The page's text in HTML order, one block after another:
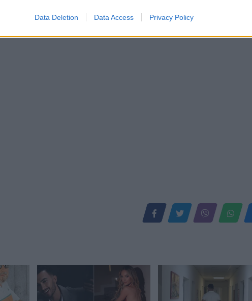
Data Deletion Data Access Privacy Policy
për Jasminën thotë të
dashurisë së Aridan Bujupit me Jasminën e